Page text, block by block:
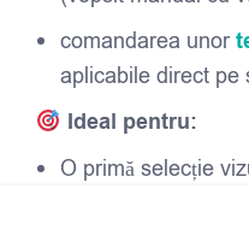
comandarea unor
aplicabile direct pe
Ideal pentru:
O primă selecție
Clienți retail sau